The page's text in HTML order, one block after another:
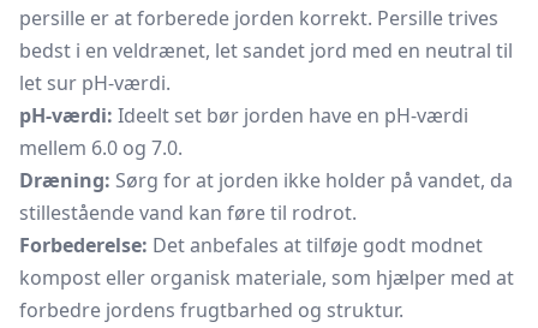
persille er at forberede jorden korrekt. Persille trives
bedst i en veldrænet, let sandet jord med en neutral til
let sur pH-værdi.
pH-værdi: Ideelt set bør jorden have en pH-værdi
mellem 6.0 og 7.0.
Dræning: Sørg for at jorden ikke holder på vandet, da
stillestående vand kan føre til rodrot.
Forbederelse: Det anbefales at tilføje godt modnet
kompost eller organisk materiale, som hjælper med at
forbedre jordens frugtbarhed og struktur.